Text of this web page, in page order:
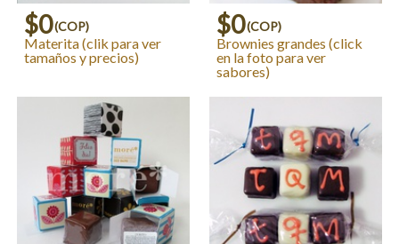
$0(COP)
Materita (clik para ver
tamaños y precios)
$0(COP)
Brownies grandes (click
en la foto para ver
sabores)